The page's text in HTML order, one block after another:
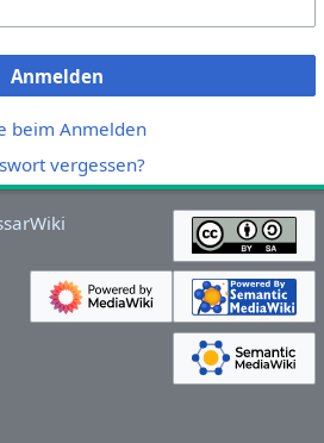
Anmelden
beim Anmelden
vergessen?